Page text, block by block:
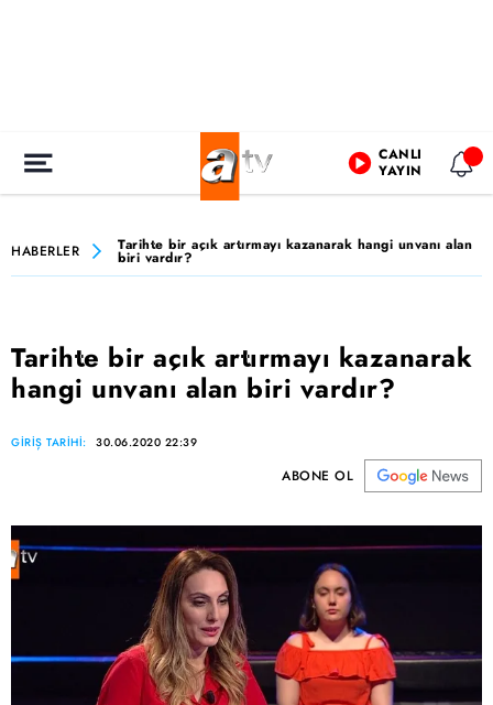
CANLI
YAYIN
HABERLER Tarihte bir açık artırmayı kazanarak hangi unvanı alan
biri vardır?
Tarihte bir açık artırmayı kazanarak
hangi unvanı alan biri vardır?
GİRİŞ TARİHİ: 30.06.2020 22:39
ABONE OL